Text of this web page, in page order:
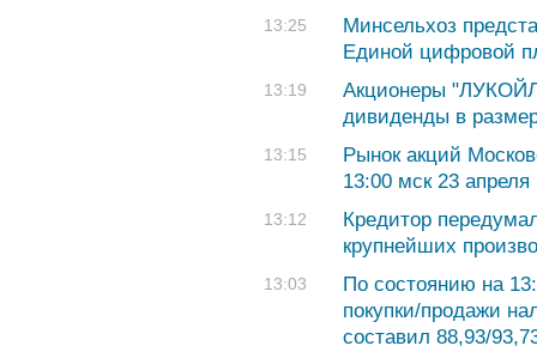
13:25
Минсельхоз
Единой цифровой
13:19
Акционеры
дивиденды в
13:15
Рынок акций
13:00 мск 23 апреля
13:12
Кредитор
крупнейших
13:03
По состоянию на
покупки/продажи
составил 88,93/